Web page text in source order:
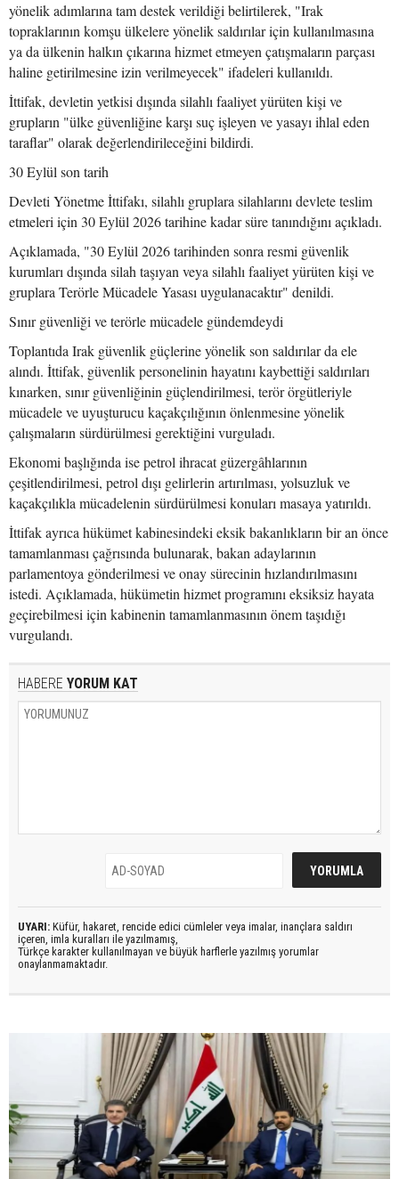
yönelik adımlarına tam destek verildiği belirtilerek, "Irak
topraklarının komşu ülkelere yönelik saldırılar için kullanılmasına
ya da ülkenin halkın çıkarına hizmet etmeyen çatışmaların parçası
haline getirilmesine izin verilmeyecek" ifadeleri kullanıldı.
İttifak, devletin yetkisi dışında silahlı faaliyet yürüten kişi ve
grupların "ülke güvenliğine karşı suç işleyen ve yasayı ihlal eden
taraflar" olarak değerlendirileceğini bildirdi.
30 Eylül son tarih
Devleti Yönetme İttifakı, silahlı gruplara silahlarını devlete teslim
etmeleri için 30 Eylül 2026 tarihine kadar süre tanındığını açıkladı.
Açıklamada, "30 Eylül 2026 tarihinden sonra resmi güvenlik
kurumları dışında silah taşıyan veya silahlı faaliyet yürüten kişi ve
gruplara Terörle Mücadele Yasası uygulanacaktır" denildi.
Sınır güvenliği ve terörle mücadele gündemdeydi
Toplantıda Irak güvenlik güçlerine yönelik son saldırılar da ele
alındı. İttifak, güvenlik personelinin hayatını kaybettiği saldırıları
kınarken, sınır güvenliğinin güçlendirilmesi, terör örgütleriyle
mücadele ve uyuşturucu kaçakçılığının önlenmesine yönelik
çalışmaların sürdürülmesi gerektiğini vurguladı.
Ekonomi başlığında ise petrol ihracat güzergâhlarının
çeşitlendirilmesi, petrol dışı gelirlerin artırılması, yolsuzluk ve
kaçakçılıkla mücadelenin sürdürülmesi konuları masaya yatırıldı.
İttifak ayrıca hükümet kabinesindeki eksik bakanlıkların bir an önce
tamamlanması çağrısında bulunarak, bakan adaylarının
parlamentoya gönderilmesi ve onay sürecinin hızlandırılmasını
istedi. Açıklamada, hükümetin hizmet programını eksiksiz hayata
geçirebilmesi için kabinenin tamamlanmasının önem taşıdığı
vurgulandı.
HABERE YORUM KAT
UYARI: Küfür, hakaret, rencide edici cümleler veya imalar, inançlara saldırı
içeren, imla kuralları ile yazılmamış,
Türkçe karakter kullanılmayan ve büyük harflerle yazılmış yorumlar
onaylanmamaktadır.